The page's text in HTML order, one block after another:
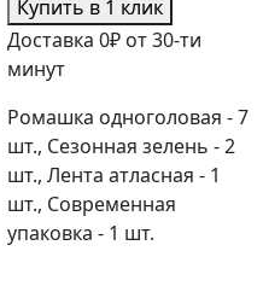
Купить в 1 клик
Доставка 0₽ от 30-ти
минут
Ромашка одноголовая - 7
шт., Сезонная зелень - 2
шт., Лента атласная - 1
шт., Современная
упаковка - 1 шт.